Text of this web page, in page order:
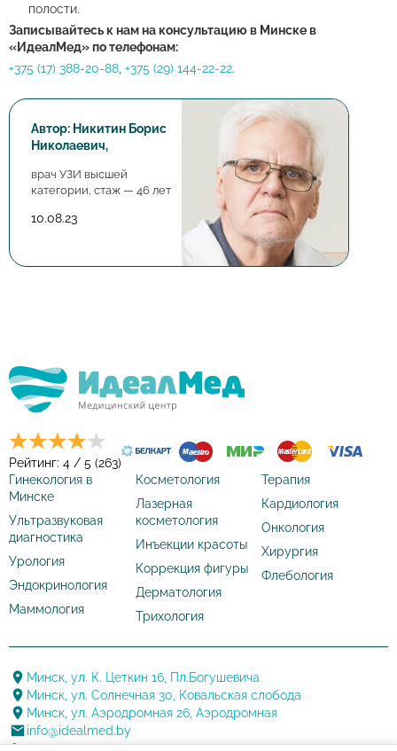
полости.
Записывайтесь к нам на консультацию в Минске в
«ИдеалМед» по телефонам:
+375 (17) 388-20-88 +375 (29) 144-22-22.
Автор: Никитин Борис
Николаевич,
врач УЗИ высшей
категории, стаж — 46 лет
10.08.23
Рейтинг: 4 / 5 (263)
Гинекология в
Минске
Ультразвуковая
диагностика
Урология
Эндокринология
Маммология
Косметология
Лазерная
косметология
Инъекции красоты
Коррекция фигуры
Дерматология
Трихология
Терапия
Кардиология
Онкология
Хирургия
Флебология
Минск, ул. К. Цеткин 16, Пл.Богушевича
Минск, ул. Солнечная 30, Ковальская слобода
Минск, ул. Аэродромная 26, Аэродромная
info@idealmed.by
+375 17 388 20 88